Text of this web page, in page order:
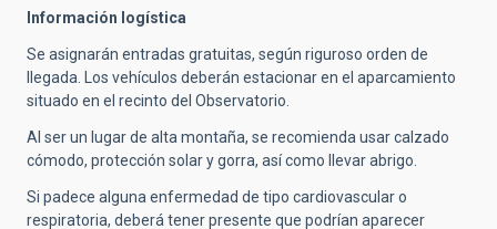
Información logística
Se asignarán entradas gratuitas, según riguroso orden de
llegada. Los vehículos deberán estacionar en el aparcamiento
situado en el recinto del Observatorio.
Al ser un lugar de alta montaña, se recomienda usar calzado
cómodo, protección solar y gorra, así como llevar abrigo.
Si padece alguna enfermedad de tipo cardiovascular o
respiratoria, deberá tener presente que podrían aparecer